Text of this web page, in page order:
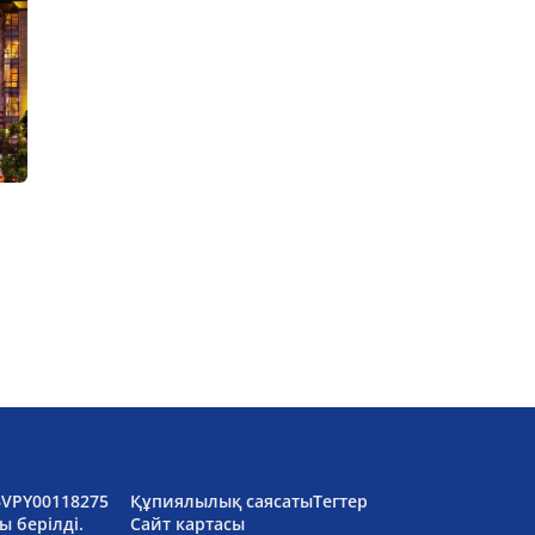
берілді.
Құпиялылық саясатыТегтер
Сайт картасы